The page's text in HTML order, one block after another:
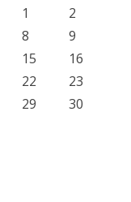
1
2
8
9
15
16
22
23
29
30